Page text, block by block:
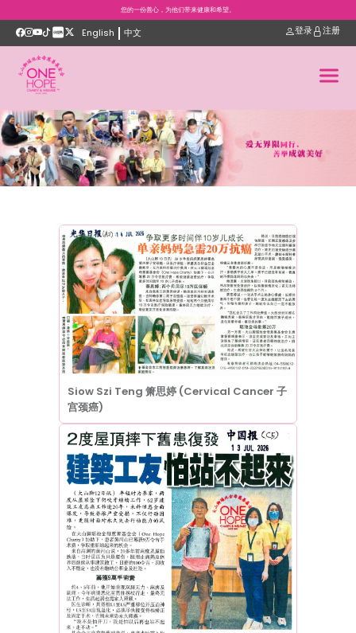
您的一份善心，为他们带来健康和希望。
English 中文 登录 注册
Siow Szi Teng 箫思婷 (Cervical Cancer 子
宫颈癌)